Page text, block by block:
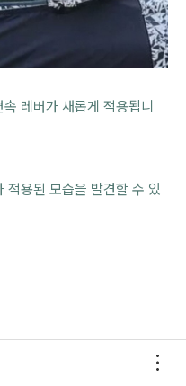
레버가 새롭게 적용됩니
적용된 모습을 발견할 수 있